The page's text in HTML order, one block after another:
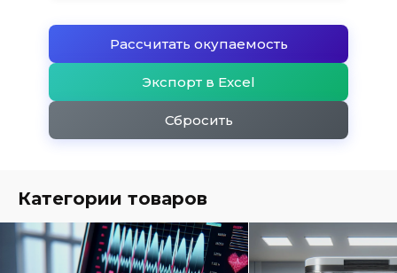
Рассчитать окупаемость
Экспорт в Excel
Сбросить
Категории товаров